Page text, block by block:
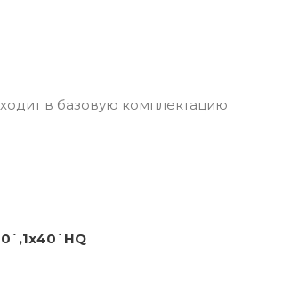
в базовую комплектацию